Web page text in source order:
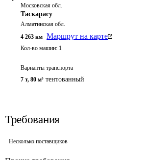
Московская обл.
Таскарасу
Алматинская обл.
4 263 км Маршрут на карте
Кол-во машин: 1
Варианты транспорта
7 т, 80 м³ тентованный
Требования
Несколько поставщиков